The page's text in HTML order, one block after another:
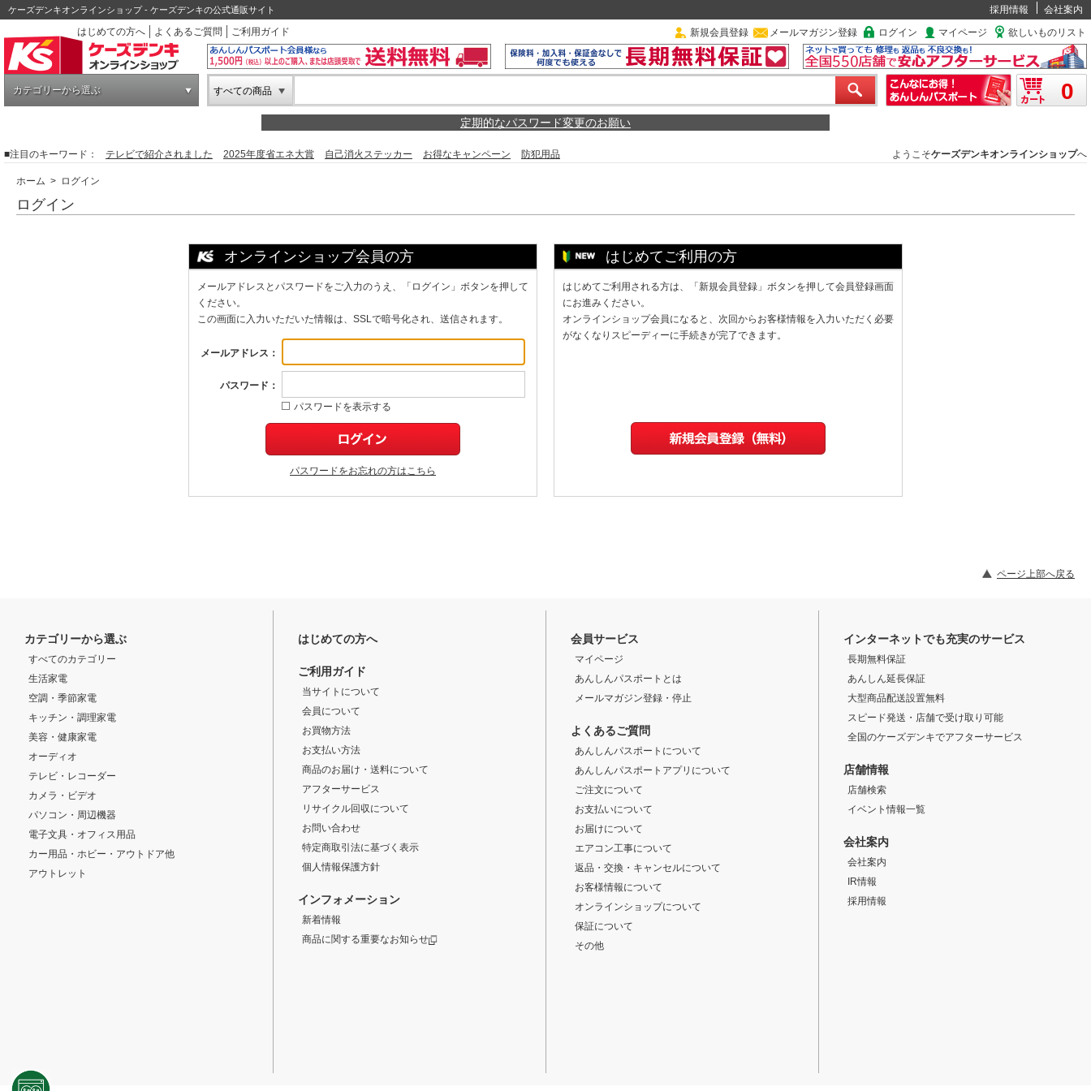
ケーズデンキオンラインショップ - ケーズデンキの公式通販サイト 採用情報
会社案内
はじめての方へ
よくあるご質問 ご利用ガイド 新規会員登録 メールマガジン登録 ログイン マイページ 欲しいものリスト
カテゴリーから選ぶ すべての商品 0
定期的なパスワード変更のお願い
■注目のキーワード： テレビで紹介されました 2025年度省エネ大賞 自己消火ステッカー お得なキャンペーン 防犯用品 ようこそケーズデンキオンラインショップへ
ホーム > ログイン
ログイン
オンラインショップ会員の方
メールアドレスとパスワードをご入力のうえ、「ログイン」ボタンを押して
ください。
この画面に入力いただいた情報は、SSLで暗号化され、送信されます。
メールアドレス：
パスワード：
パスワードを表示する
パスワードをお忘れの方はこちら
はじめてご利用の方
はじめてご利用される方は、「新規会員登録」ボタンを押して会員登録画面
にお進みください。
オンラインショップ会員になると、次回からお客様情報を入力いただく必要
がなくなりスピーディーに手続きが完了できます。
ページ上部へ戻る
カテゴリーから選ぶ
すべてのカテゴリー
生活家電
空調・季節家電
キッチン・調理家電
美容・健康家電
オーディオ
テレビ・レコーダー
カメラ・ビデオ
パソコン・周辺機器
電子文具・オフィス用品
カー用品・ホビー・アウトドア他
アウトレット
はじめての方へ
ご利用ガイド
当サイトについて
会員について
お買物方法
お支払い方法
商品のお届け・送料について
アフターサービス
リサイクル回収について
お問い合わせ
特定商取引法に基づく表示
個人情報保護方針
インフォメーション
新着情報
商品に関する重要なお知らせ
会員サービス
マイページ
あんしんパスポートとは
メールマガジン登録・停止
よくあるご質問
あんしんパスポートについて
あんしんパスポートアプリについて
ご注文について
お支払いについて
お届けについて
エアコン工事について
返品・交換・キャンセルについて
お客様情報について
オンラインショップについて
保証について
その他
インターネットでも充実のサービス
長期無料保証
あんしん延長保証
大型商品配送設置無料
スピード発送・店舗で受け取り可能
全国のケーズデンキでアフターサービス
店舗情報
店舗検索
イベント情報一覧
会社案内
会社案内
IR情報
採用情報